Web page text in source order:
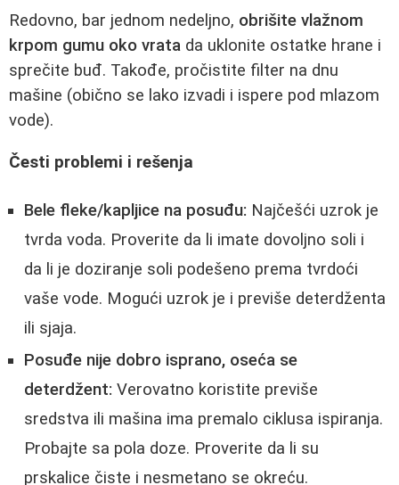
Redovno, bar jednom nedeljno, obrišite vlažnom
krpom gumu oko vrata da uklonite ostatke hrane i
sprečite buđ. Takođe, pročistite filter na dnu
mašine (obično se lako izvadi i ispere pod mlazom
vode).
Česti problemi i rešenja
Bele fleke/kapljice na posuđu: Najčešći uzrok je
tvrda voda. Proverite da li imate dovoljno soli i
da li je doziranje soli podešeno prema tvrdoći
vaše vode. Mogući uzrok je i previše deterdženta
ili sjaja.
Posuđe nije dobro isprano, oseća se
deterdžent: Verovatno koristite previše
sredstva ili mašina ima premalo ciklusa ispiranja.
Probajte sa pola doze. Proverite da li su
prskalice čiste i nesmetano se okreću.